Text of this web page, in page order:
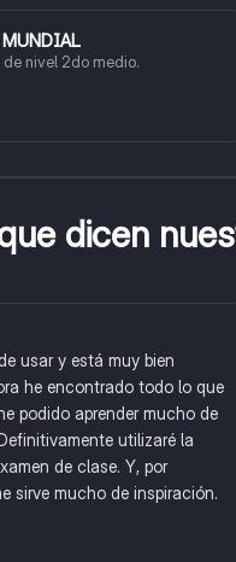
MUNDIAL
nivel 2do medio.
dicen
usar y está muy bien
he encontrado todo lo que
podido aprender mucho de
utilizaré la
de clase. Y, por
sirve mucho de inspiración.